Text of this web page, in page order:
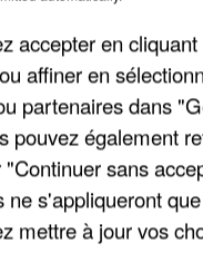
CADRE DE LA DZ
EN ALGÉRIE
accepter en
affiner en
partenaires dans
pouvez également
sans
ne s'appliqueront
mettre à jour vos